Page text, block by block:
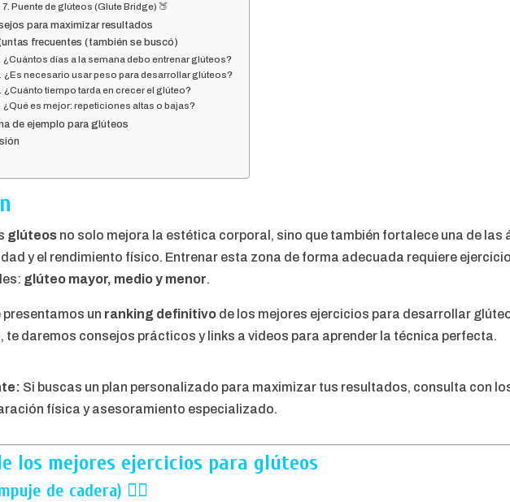
7. Puente de glúteos (Glute Bridge) 🍑
para maximizar resultados
frecuentes (también se buscó)
¿Cuántos días a la semana debo entrenar glúteos?
¿Es necesario usar peso para desarrollar glúteos?
¿Cuánto tiempo tarda en crecer el glúteo?
¿Qué es mejor: repeticiones altas o bajas?
de ejemplo para glúteos
glúteos no solo mejora la estética corporal, sino que también fortalece una de
y el rendimiento físico. Entrenar esta zona de forma adecuada requiere
glúteo mayor, medio y menor.
presentamos un ranking definitivo de los mejores ejercicios para desarrollar
te daremos consejos prácticos y links a videos para aprender la técnica perfecta.
Si buscas un plan personalizado para maximizar tus resultados, consulta con
física y asesoramiento especializado.
los mejores ejercicios para glúteos
de cadera) 🏋️‍♀️